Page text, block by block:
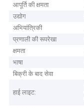
आपूर्ति की क्षमता
उद्योग
अभियांत्रिकी
प्रणाली की रूपरेखा
क्षमता
भाषा
बिक्री के बाद सेवा
हाई लाइट: